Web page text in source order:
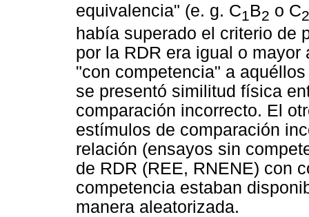
equivalencia" (e. g. C1B2 o C2
había superado el criterio de
por la RDR era igual o
"con competencia" a
se presentó similitud física
comparación incorrecto. El
estímulos de comparación
relación (ensayos sin
de RDR (REE, RNENE) con
competencia estaban
manera aleatorizada.